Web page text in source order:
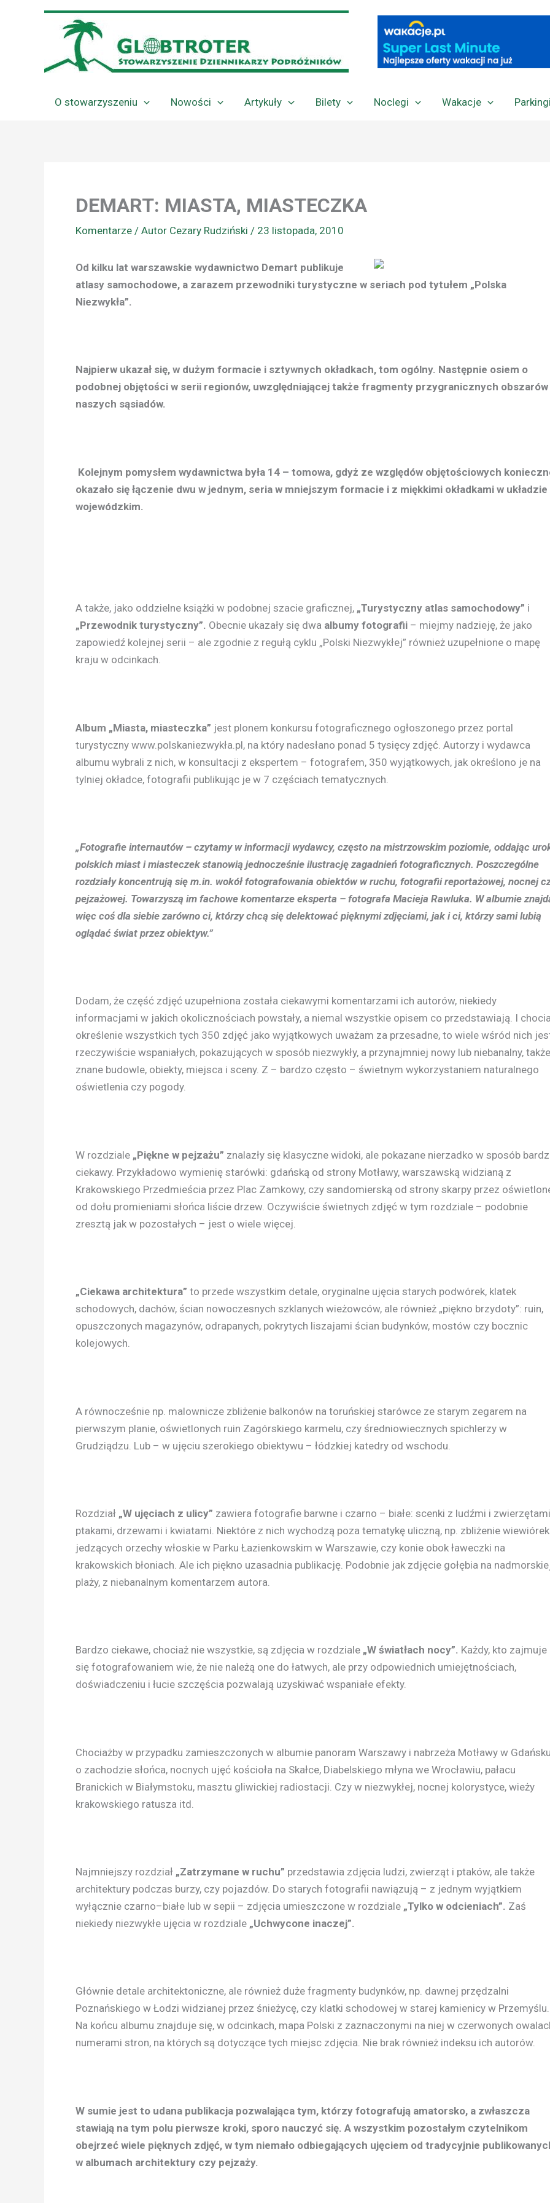
O stowarzyszeniu Nowości Artykuły Bilety Noclegi Wakacje
DEMART: MIASTA, MIASTECZKA
Komentarze / Autor Cezary Rudziński / 23 listopada, 2010
Od kilku lat warszawskie wydawnictwo Demart publikuje
atlasy samochodowe, a zarazem przewodniki turystyczne w seriach pod tytułem „Polska
Niezwykła”.
Najpierw ukazał się, w dużym formacie i sztywnych okładkach, tom ogólny. Następnie osiem o
podobnej objętości w serii regionów, uwzględniającej także fragmenty przygranicznych obszarów
naszych sąsiadów.
Kolejnym pomysłem wydawnictwa była 14 – tomowa, gdyż ze względów objętościowych
okazało się łączenie dwu w jednym, seria w mniejszym formacie i z miękkimi okładkami w układzie
wojewódzkim.
A także, jako oddzielne książki w podobnej szacie graficznej, „Turystyczny atlas samochodowy” i
„Przewodnik turystyczny”. Obecnie ukazały się dwa albumy fotografii – miejmy nadzieję, że jako
zapowiedź kolejnej serii – ale zgodnie z regułą cyklu „Polski Niezwykłej” również uzupełnione o mapę
kraju w odcinkach.
Album „Miasta, miasteczka” jest plonem konkursu fotograficznego ogłoszonego przez portal
turystyczny www.polskaniezwykła.pl, na który nadesłano ponad 5 tysięcy zdjęć. Autorzy i wydawca
albumu wybrali z nich, w konsultacji z ekspertem – fotografem, 350 wyjątkowych, jak określono je na
tylniej okładce, fotografii publikując je w 7 częściach tematycznych.
„Fotografie internautów – czytamy w informacji wydawcy, często na mistrzowskim poziomie, oddając
polskich miast i miasteczek stanowią jednocześnie ilustrację zagadnień fotograficznych. Poszczególne
rozdziały koncentrują się m.in. wokół fotografowania obiektów w ruchu, fotografii reportażowej, nocnej
pejzażowej. Towarzyszą im fachowe komentarze eksperta – fotografa Macieja Rawluka. W albumie
więc coś dla siebie zarówno ci, którzy chcą się delektować pięknymi zdjęciami, jak i ci, którzy sami lubią
oglądać świat przez obiektyw.”
Dodam, że część zdjęć uzupełniona została ciekawymi komentarzami ich autorów, niekiedy
informacjami w jakich okolicznościach powstały, a niemal wszystkie opisem co przedstawiają. I
określenie wszystkich tych 350 zdjęć jako wyjątkowych uważam za przesadne, to wiele wśród nich
rzeczywiście wspaniałych, pokazujących w sposób niezwykły, a przynajmniej nowy lub niebanalny, także
znane budowle, obiekty, miejsca i sceny. Z – bardzo często – świetnym wykorzystaniem naturalnego
oświetlenia czy pogody.
W rozdziale „Piękne w pejzażu” znalazły się klasyczne widoki, ale pokazane nierzadko w sposób
ciekawy. Przykładowo wymienię starówki: gdańską od strony Motławy, warszawską widzianą z
Krakowskiego Przedmieścia przez Plac Zamkowy, czy sandomierską od strony skarpy przez
od dołu promieniami słońca liście drzew. Oczywiście świetnych zdjęć w tym rozdziale – podobnie
zresztą jak w pozostałych – jest o wiele więcej.
„Ciekawa architektura” to przede wszystkim detale, oryginalne ujęcia starych podwórek, klatek
schodowych, dachów, ścian nowoczesnych szklanych wieżowców, ale również „piękno brzydoty”: ruin,
opuszczonych magazynów, odrapanych, pokrytych liszajami ścian budynków, mostów czy bocznic
kolejowych.
A równocześnie np. malownicze zbliżenie balkonów na toruńskiej starówce ze starym zegarem na
pierwszym planie, oświetlonych ruin Zagórskiego karmelu, czy średniowiecznych spichlerzy w
Grudziądzu. Lub – w ujęciu szerokiego obiektywu – łódzkiej katedry od wschodu.
Rozdział „W ujęciach z ulicy” zawiera fotografie barwne i czarno – białe: scenki z ludźmi i
ptakami, drzewami i kwiatami. Niektóre z nich wychodzą poza tematykę uliczną, np. zbliżenie wiewiórek
jedzących orzechy włoskie w Parku Łazienkowskim w Warszawie, czy konie obok ławeczki na
krakowskich błoniach. Ale ich piękno uzasadnia publikację. Podobnie jak zdjęcie gołębia na
plaży, z niebanalnym komentarzem autora.
Bardzo ciekawe, chociaż nie wszystkie, są zdjęcia w rozdziale „W światłach nocy”. Każdy, kto zajmuje
się fotografowaniem wie, że nie należą one do łatwych, ale przy odpowiednich umiejętnościach,
doświadczeniu i łucie szczęścia pozwalają uzyskiwać wspaniałe efekty.
Chociażby w przypadku zamieszczonych w albumie panoram Warszawy i nabrzeża Motławy w
o zachodzie słońca, nocnych ujęć kościoła na Skałce, Diabelskiego młyna we Wrocławiu, pałacu
Branickich w Białymstoku, masztu gliwickiej radiostacji. Czy w niezwykłej, nocnej kolorystyce, wieży
krakowskiego ratusza itd.
Najmniejszy rozdział „Zatrzymane w ruchu” przedstawia zdjęcia ludzi, zwierząt i ptaków, ale także
architektury podczas burzy, czy pojazdów. Do starych fotografii nawiązują – z jednym wyjątkiem
wyłącznie czarno–białe lub w sepii – zdjęcia umieszczone w rozdziale „Tylko w odcieniach”. Zaś
niekiedy niezwykłe ujęcia w rozdziale „Uchwycone inaczej”.
Głównie detale architektoniczne, ale również duże fragmenty budynków, np. dawnej przędzalni
Poznańskiego w Łodzi widzianej przez śnieżycę, czy klatki schodowej w starej kamienicy w Przemyślu.
Na końcu albumu znajduje się, w odcinkach, mapa Polski z zaznaczonymi na niej w czerwonych
numerami stron, na których są dotyczące tych miejsc zdjęcia. Nie brak również indeksu ich autorów.
W sumie jest to udana publikacja pozwalająca tym, którzy fotografują amatorsko, a zwłaszcza
stawiają na tym polu pierwsze kroki, sporo nauczyć się. A wszystkim pozostałym czytelnikom
obejrzeć wiele pięknych zdjęć, w tym niemało odbiegających ujęciem od tradycyjnie
w albumach architektury czy pejzaży.